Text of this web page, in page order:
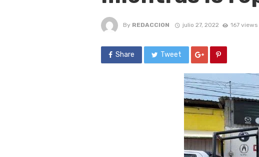
By REDACCION julio 27, 2022 167 views
Share Tweet